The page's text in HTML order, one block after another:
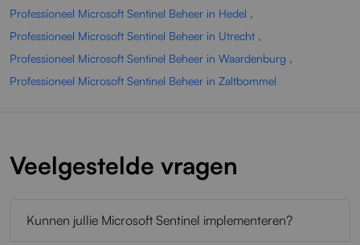
Professioneel Microsoft Sentinel Beheer in Hedel ,
Professioneel Microsoft Sentinel Beheer in Utrecht ,
Professioneel Microsoft Sentinel Beheer in Waardenburg ,
Professioneel Microsoft Sentinel Beheer in Zaltbommel
Veelgestelde vragen
Kunnen jullie Microsoft Sentinel implementeren?